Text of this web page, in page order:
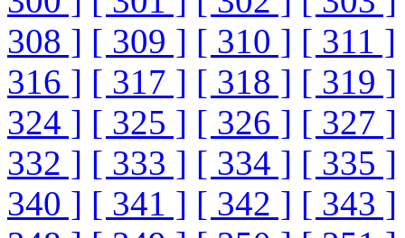
308 ] [ 309 ] [ 310 ] [ 311 ]
316 ] [ 317 ] [ 318 ] [ 319 ]
324 ] [ 325 ] [ 326 ] [ 327 ]
332 ] [ 333 ] [ 334 ] [ 335 ]
340 ] [ 341 ] [ 342 ] [ 343 ]